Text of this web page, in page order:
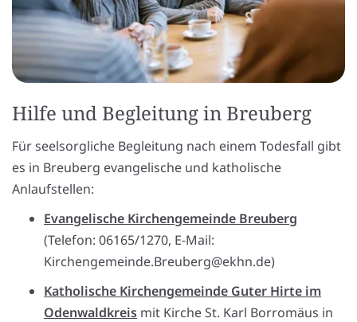
Hilfe und Begleitung in Breuberg
Für seelsorgliche Begleitung nach einem Todesfall gibt
es in Breuberg evangelische und katholische
Anlaufstellen:
Evangelische Kirchengemeinde Breuberg
(Telefon: 06165/1270, E-Mail:
Kirchengemeinde.Breuberg@ekhn.de)
Katholische Kirchengemeinde Guter Hirte im
Odenwaldkreis mit Kirche St. Karl Borromäus in